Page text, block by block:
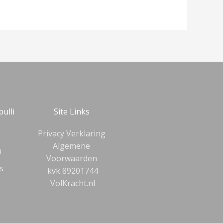
Site Links
Privacy Verklaring
Algemene
Voorwaarden
kvk 89201744
VolKracht.nl